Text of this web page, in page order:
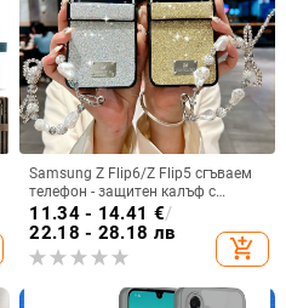
Samsung Z Flip6/Z Flip5 сгъваем
телефон - защитен калъф с
блестяща гривна
11.34 - 14.41 €/
22.18 - 28.18 лв
add_shopping_cart